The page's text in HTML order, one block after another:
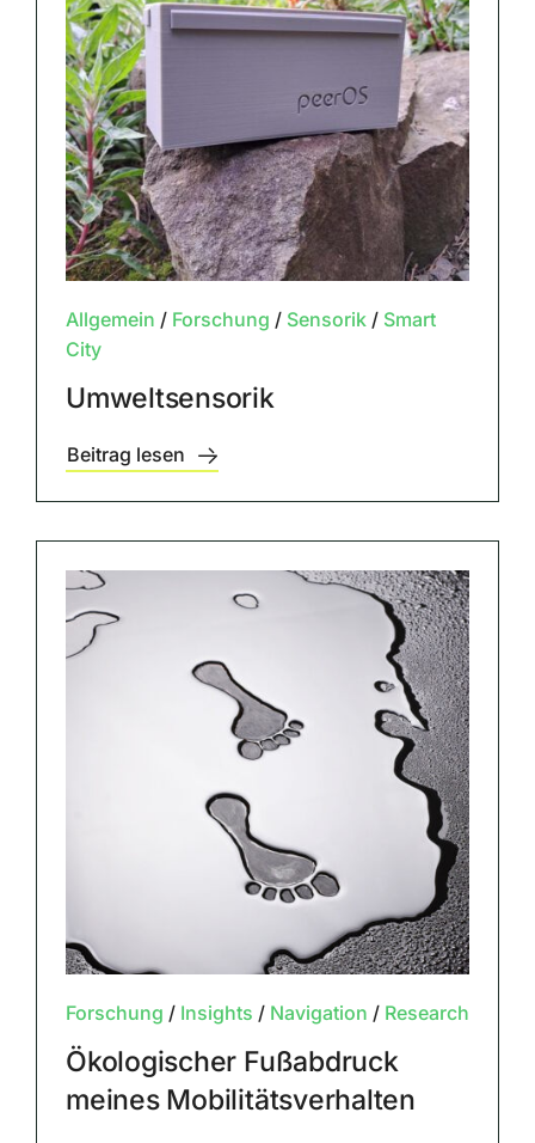
Allgemein / Forschung / Sensorik/ Smart
City
Umweltsensorik
Beitrag lesen
Forschung / Insights / Navigation / Research
Ökologischer Fußabdruck
meines Mobilitätsverhalten